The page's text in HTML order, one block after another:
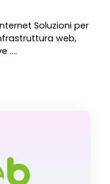
Soluzioni per
web,
....